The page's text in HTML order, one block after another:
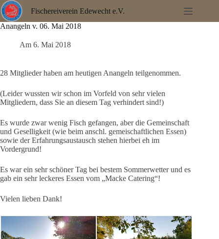
Zum
Inhalt
springen
Fischereiverein Edewecht e.V.
Anangeln v. 06. Mai 2018
Am 6. Mai 2018
28 Mitglieder haben am heutigen Anangeln teilgenommen.
(Leider wussten wir schon im Vorfeld von sehr vielen
Mitgliedern, dass Sie an diesem Tag verhindert sind!)
Es wurde zwar wenig Fisch gefangen, aber die Gemeinschaft
und Geselligkeit (wie beim anschl. gemeischaftlichen Essen)
sowie der Erfahrungsaustausch stehen hierbei eh im
Vordergrund!
Es war ein sehr schöner Tag bei bestem Sommerwetter und es
gab ein sehr leckeres Essen vom „Macke Catering“!
Vielen lieben Dank!